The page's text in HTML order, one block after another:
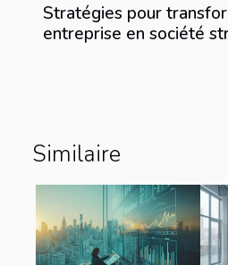
Stratégies pour
entreprise en société
Similaire